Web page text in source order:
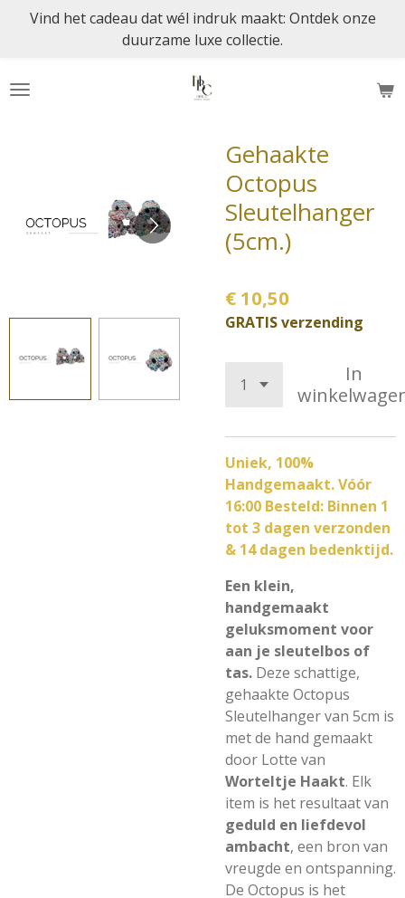
de
Vind het cadeau dat wél indruk maakt: Ontdek onze
duurzame luxe collectie.
Gehaakte
Octopus
Sleutelhanger
(5cm.)
€ 10,50
GRATIS verzending
In
Uniek, 100%
Handgemaakt. Vóór
16:00 Besteld: Binnen 1
tot 3 dagen verzonden
& 14 dagen bedenktijd.
Een klein,
handgemaakt
geluksmoment voor
aan je sleutelbos of
tas. Deze schattige,
gehaakte Octopus
Sleutelhanger van 5cm is
met de hand gemaakt
door Lotte van
Worteltje Haakt. Elk
item is het resultaat van
geduld en liefdevol
ambacht, een bron van
vreugde en ontspanning.
De Octopus is het